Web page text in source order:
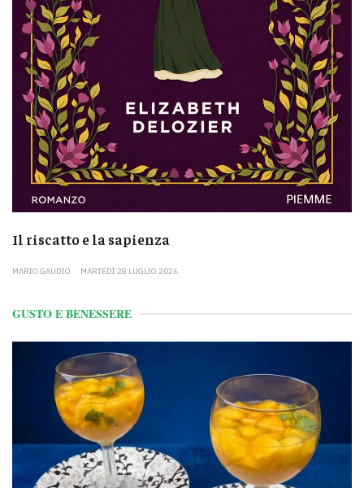
Il riscatto e la sapienza
MARIO GAUDIO MARTEDÌ 28 LUGLIO 2026
GUSTO E BENESSERE